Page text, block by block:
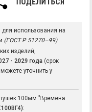
использования на
(ГОСТ Р 51270–99)
изделий,
- 2029 года (срок
уточнить у
100мм "Времена
: